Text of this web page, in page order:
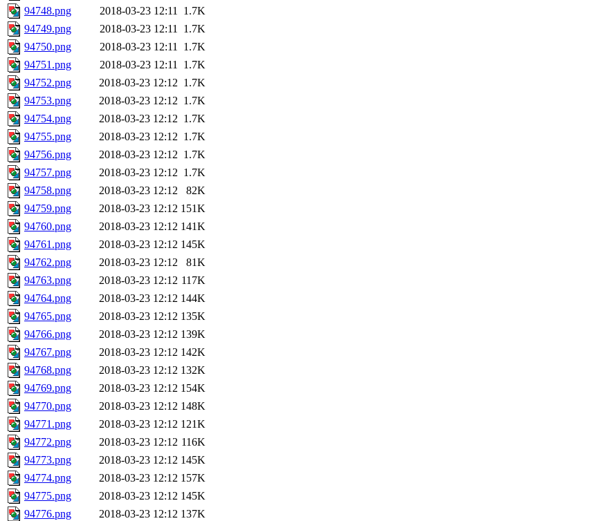
94748.png
2018-03-23 12:11 1.7K
94749.png
2018-03-23 12:11 1.7K
94750.png
2018-03-23 12:11 1.7K
94751.png
2018-03-23 12:11 1.7K
94752.png
2018-03-23 12:12 1.7K
94753.png
2018-03-23 12:12 1.7K
94754.png
2018-03-23 12:12 1.7K
94755.png
2018-03-23 12:12 1.7K
94756.png
2018-03-23 12:12 1.7K
94757.png
2018-03-23 12:12 1.7K
94758.png
2018-03-23 12:12
82K
94759.png
2018-03-23 12:12 151K
94760.png
2018-03-23 12:12 141K
94761.png
2018-03-23 12:12 145K
94762.png
2018-03-23 12:12
81K
94763.png
2018-03-23 12:12 117K
94764.png
2018-03-23 12:12 144K
94765.png
2018-03-23 12:12 135K
94766.png
2018-03-23 12:12 139K
94767.png
2018-03-23 12:12 142K
94768.png
2018-03-23 12:12 132K
94769.png
2018-03-23 12:12 154K
94770.png
2018-03-23 12:12 148K
94771.png
2018-03-23 12:12 121K
94772.png
2018-03-23 12:12 116K
94773.png
2018-03-23 12:12 145K
94774.png
2018-03-23 12:12 157K
94775.png
2018-03-23 12:12 145K
94776.png
2018-03-23 12:12 137K